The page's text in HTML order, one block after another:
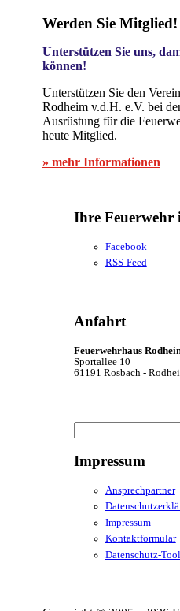
Werden Sie Mitglied!
Unterstützen Sie uns,
können!
Unterstützen Sie den
Rodheim v.d.H. e.V. bei
Ausrüstung für die
heute Mitglied.
» mehr Informationen
Ihre Feuerwehr
Facebook
RSS-Feed
Anfahrt
Feuerwehrhaus
Sportallee 10
61191 Rosbach -
nach:
Impressum
Ansprechpartner
Impressum
Kontaktformular
Datenschutz-